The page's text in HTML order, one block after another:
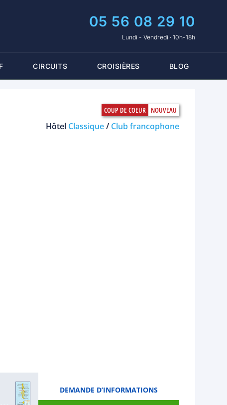
05 56 08 29 10
Lundi - Vendredi · 10h-18h
CIRCUITS CROISIÈRES BLOG
Hôtel Classique/ Club francophone
DEMANDE D’INFORMATIONS